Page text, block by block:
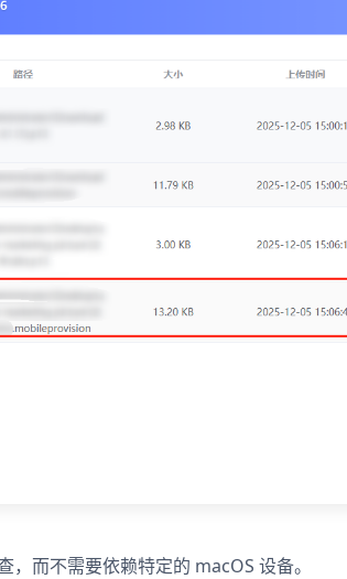
而不需要依赖特定的 macOS 设备。